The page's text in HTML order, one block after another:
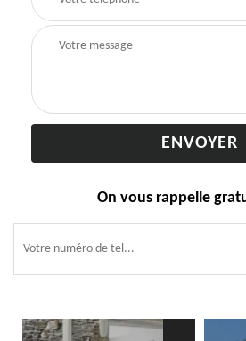
On vous rappelle